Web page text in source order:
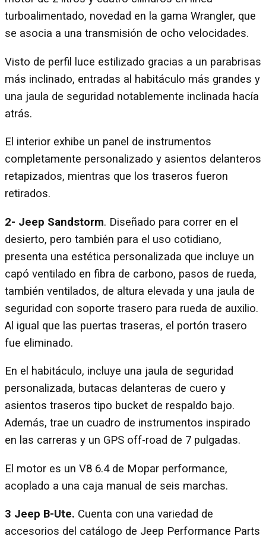
turboalimentado, novedad en la gama Wrangler, que
se asocia a una transmisión de ocho velocidades.
Visto de perfil luce estilizado gracias a un parabrisas
más inclinado, entradas al habitáculo más grandes y
una jaula de seguridad notablemente inclinada hacía
atrás.
El interior exhibe un panel de instrumentos
completamente personalizado y asientos delanteros
retapizados, mientras que los traseros fueron
retirados.
2- Jeep Sandstorm. Diseñado para correr en el
desierto, pero también para el uso cotidiano,
presenta una estética personalizada que incluye un
capó ventilado en fibra de carbono, pasos de rueda,
también ventilados, de altura elevada y una jaula de
seguridad con soporte trasero para rueda de auxilio.
Al igual que las puertas traseras, el portón trasero
fue eliminado.
En el habitáculo, incluye una jaula de seguridad
personalizada, butacas delanteras de cuero y
asientos traseros tipo bucket de respaldo bajo.
Además, trae un cuadro de instrumentos inspirado
en las carreras y un GPS off-road de 7 pulgadas.
El motor es un V8 6.4 de Mopar performance,
acoplado a una caja manual de seis marchas.
3 Jeep B-Ute. Cuenta con una variedad de
accesorios del catálogo de Jeep Performance Parts